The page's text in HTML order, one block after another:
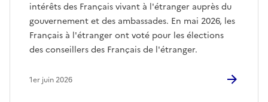
intérêts des Français vivant à l'étranger auprès du
gouvernement et des ambassades. En mai 2026, les
Français à l'étranger ont voté pour les élections
des conseillers des Français de l'étranger.
1er juin 2026